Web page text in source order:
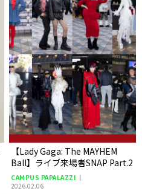
【Lady Gaga: The MAYHEM
Ball】ライブ来場者SNAP Part.2
CAMPUS PAPALAZZI
2026.02.06